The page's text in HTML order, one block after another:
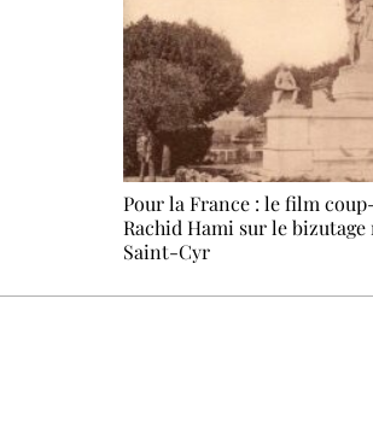
Pour la France : le film
Rachid Hami sur le
Saint-Cyr